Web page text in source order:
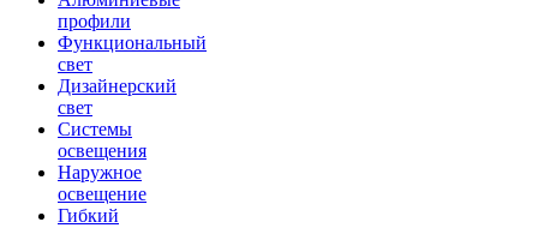
профили
Функциональный
свет
Дизайнерский
свет
Системы
освещения
Наружное
освещение
Гибкий